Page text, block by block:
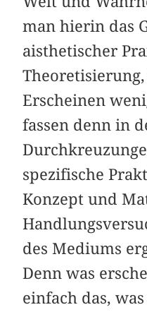
man hierin das
aisthetischer
Theoretisierung,
Erscheinen
fassen denn in
spezifische
Konzept und
des Mediums
Denn was
einfach das,